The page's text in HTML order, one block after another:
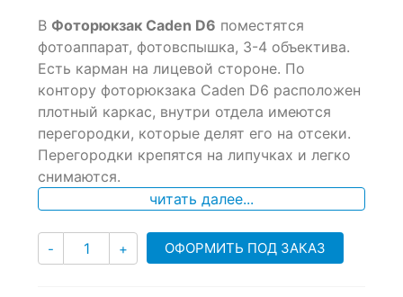
out
of
based
on
customer
ratings
В Фоторюкзак Caden D6 поместятся
фотоаппарат, фотовспышка, 3-4 объектива.
Есть карман на лицевой стороне. По
контору фоторюкзака Caden D6 расположен
плотный каркас, внутри отдела имеются
перегородки, которые делят его на отсеки.
Перегородки крепятся на липучках и легко
снимаются.
читать далее...
- Количество
+ ОФОРМИТЬ ПОД ЗАКАЗ